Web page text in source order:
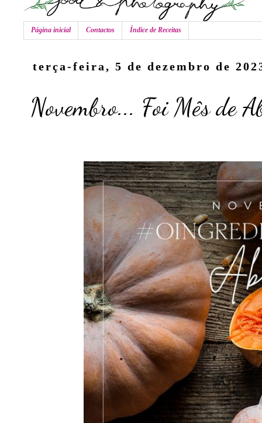
Página inicial Contactos Índice de Receitas
terça-feira, 5 de dezembro de
Novembro... Foi Mês de